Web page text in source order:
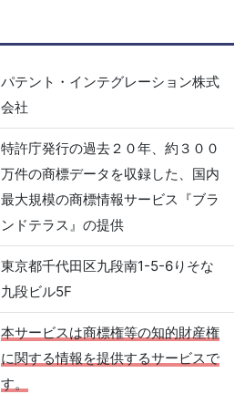
パテント・インテグレーション株式
会社
特許庁発行の過去２０年、約３００
万件の商標データを収録した、国内
最大規模の商標情報サービス『ブラ
ンドテラス』の提供
東京都千代田区九段南1-5-6りそな
九段ビル5F
本サービスは商標権等の知的財産権
に関する情報を提供するサービスで
す。